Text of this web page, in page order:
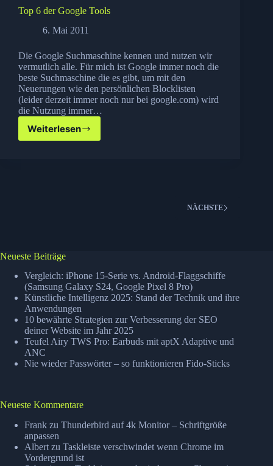
Top 6 der Google Tools
6. Mai 2011
Die Google Suchmaschine kennen und nutzen wir
vermutlich alle. Für mich ist Google immer noch die
beste Suchmaschine die es gibt, um mit den
Neuerungen wie den persönlichen Blocklisten
(leider derzeit immer noch nur bei google.com) wird
die Nutzung immer…
Weiterlesen
Top
NÄCHSTE
Neueste Beiträge
Vergleich: iPhone 15-Serie vs. Android-Flaggschiffe
(Samsung Galaxy S24, Google Pixel 8 Pro)
Künstliche Intelligenz 2025: Stand der Technik und ihre
Anwendungen
10 bewährte Strategien zur Verbesserung der SEO
deiner Website im Jahr 2025
Teufel Airy TWS Pro: Earbuds mit aptX Adaptive und
ANC
Nie wieder Passwörter – so funktionieren Fido-Sticks
Neueste Kommentare
Frank zu Thunderbird auf 4k Monitor – Schriftgröße
anpassen
Albert zu Taskleiste verschwindet wenn Chrome im
Vordergrund ist